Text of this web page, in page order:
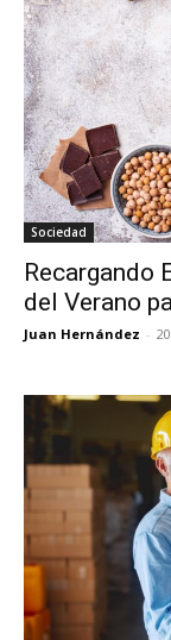
Sociedad
Recargando
del Verano
Juan Hernández -